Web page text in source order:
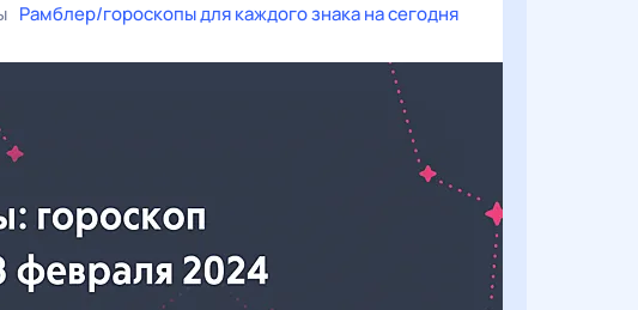
Рамблер/гороскопы для каждого знака на сегодня